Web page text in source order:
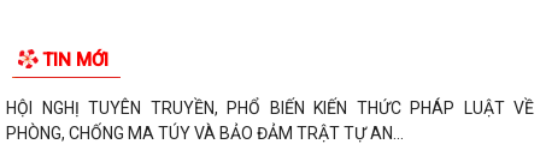
TIN MỚI
HỘI NGHỊ TUYÊN TRUYỀN, PHỔ BIẾN KIẾN THỨC PHÁP LUẬT VỀ
PHÒNG, CHỐNG MA TÚY VÀ BẢO ĐẢM TRẬT TỰ AN...